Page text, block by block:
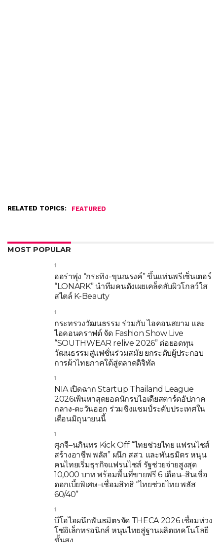
RELATED TOPICS: FEATURED
MOST POPULAR
1
ออร่าพุ่ง “กระทิง-ขุนณรงค์” ขึ้นแท่นพรีเซ็นเตอร์
“LONARK” นำทีมคนดังเผยเคล็ดลับผิวโกลว์ใส
สไตล์ K-Beauty
1
กระทรวงวัฒนธรรม ร่วมกับ ไอคอนสยาม และ
ไอคอนคราฟต์ จัด Fashion Show Live
“SOUTHWEAR relive 2026” ต่อยอดทุน
วัฒนธรรมสู่แฟชั่นร่วมสมัย ยกระดับผู้ประกอบ
การผ้าไทยภาคใต้สู่ตลาดดิจิทัล
1
NIA เปิดฉาก Startup Thailand League
2026เฟ้นหาสุดยอดนักรบไอเดียสตาร์ตอัปภาค
กลาง-ตะวันออก ร่วมชิงแชมป์ระดับประเทศใน
เดือนมิถุนายนนี้
1
ศุภจี–นภินทร Kick Off “ไทยช่วยไทย แฟรนไชส์
สร้างอาชีพ พลัส” ผนึก สสว. และพันธมิตร หนุน
คนไทยเริ่มธุรกิจแฟรนไชส์ รัฐช่วยจ่ายสูงสุด
10,000 บาท พร้อมพื้นที่ขายฟรี 6 เดือน–สินเชื่อ
ดอกเบี้ยพิเศษ–เชื่อมสิทธิ “ไทยช่วยไทย พลัส
60/40”
1
บีโอไอผนึกพันธมิตรจัด THECA 2026 เชื่อมห่วง
โซ่อิเล็กทรอนิกส์ หนุนไทยสู่ฐานผลิตเทคโนโลยี
ขั้นสูง